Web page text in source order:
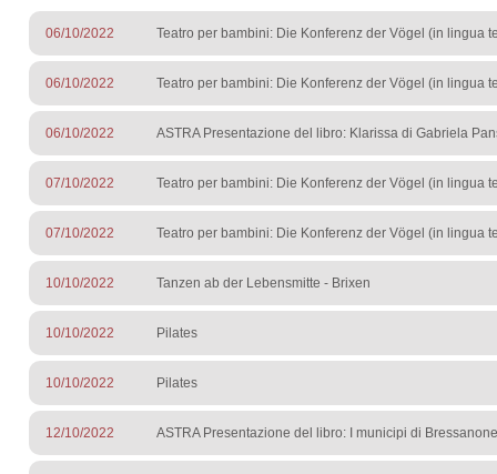
06/10/2022 Teatro per bambini: Die Konferenz der Vögel (in lingua
06/10/2022 Teatro per bambini: Die Konferenz der Vögel (in lingua
06/10/2022 ASTRA Presentazione del libro: Klarissa di Gabriela
07/10/2022 Teatro per bambini: Die Konferenz der Vögel (in lingua
07/10/2022 Teatro per bambini: Die Konferenz der Vögel (in lingua
10/10/2022 Tanzen ab der Lebensmitte - Brixen
10/10/2022 Pilates
10/10/2022 Pilates
12/10/2022 ASTRA Presentazione del libro: I municipi di